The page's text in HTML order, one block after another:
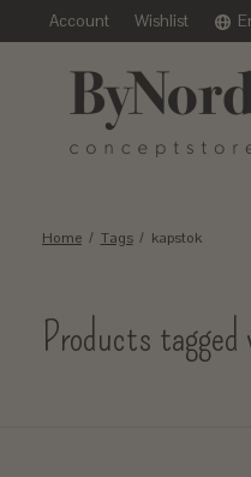
Account Wishlist
Home / Tags / kapstok
Products